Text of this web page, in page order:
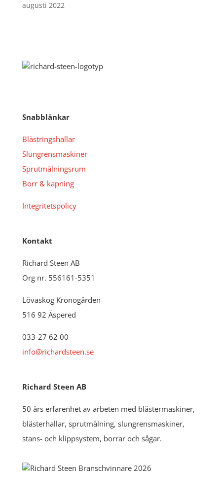
augusti 2022
Snabblänkar
Blästringshallar
Slungrensmaskiner
Sprutmålningsrum
Borr & kapning
Integritetspolicy
Kontakt
Richard Steen AB
Org nr. 556161-5351
Lövaskog Kronogården
516 92 Äspered
033-27 62 00
info@richardsteen.se
Richard Steen AB
50 års erfarenhet av arbeten med blästermaskiner,
blästerhallar, sprutmålning, slungrensmaskiner,
stans- och klippsystem, borrar och sågar.